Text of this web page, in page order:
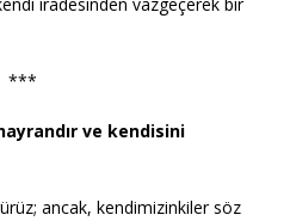
***
ve kendisini
ancak, kendimizinkiler söz